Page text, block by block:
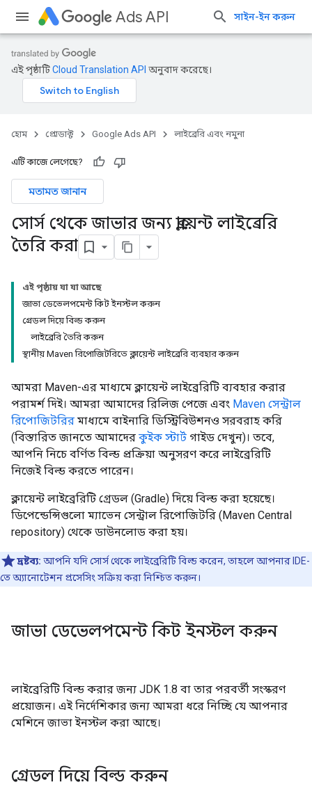
Ads API সাইন-ইন করুন
এই পৃষ্ঠাটিCloud Translation API অনুবাদ করেছে।
হোম প্রোডাক্ট Google Ads API লাইব্রেরি এবং নমুনা
এটি কাজে লেগেছে?
মতামত জানান
সোর্স থেকে জাভার জন্য ক্লায়েন্ট লাইব্রেরি
তৈরি করা
এই পৃষ্ঠায় যা যা আছে
জাভা ডেভেলপমেন্ট কিট ইনস্টল করুন
গ্রেডল দিয়ে বিল্ড করুন
লাইব্রেরি তৈরি করুন
স্থানীয় Maven রিপোজিটরিতে ক্লায়েন্ট লাইব্রেরি ব্যবহার করুন
আমরা Maven-এর মাধ্যমে ক্লায়েন্ট লাইব্রেরিটি ব্যবহার করার
পরামর্শ দিই। আমরা আমাদের রিলিজ পেজে এবং Maven সেন্ট্রাল
রিপোজিটরির মাধ্যমে বাইনারি ডিস্ট্রিবিউশনও সরবরাহ করি
(বিস্তারিত জানতে আমাদের কুইক স্টার্ট গাইড দেখুন)। তবে,
আপনি নিচে বর্ণিত বিল্ড প্রক্রিয়া অনুসরণ করে লাইব্রেরিটি
নিজেই বিল্ড করতে পারেন।
ক্লায়েন্ট লাইব্রেরিটি গ্রেডল (Gradle) দিয়ে বিল্ড করা হয়েছে।
ডিপেন্ডেন্সিগুলো ম্যাভেন সেন্ট্রাল রিপোজিটরি (Maven Central
repository) থেকে ডাউনলোড করা হয়।
দ্রষ্টব্য: আপনি যদি সোর্স থেকে লাইব্রেরিটি বিল্ড করেন, তাহলে আপনার IDE-
তে অ্যানোটেশন প্রসেসিং সক্রিয় করা নিশ্চিত করুন।
জাভা ডেভেলপমেন্ট কিট ইনস্টল করুন
লাইব্রেরিটি বিল্ড করার জন্য JDK 1.8 বা তার পরবর্তী সংস্করণ
প্রয়োজন। এই নির্দেশিকার জন্য আমরা ধরে নিচ্ছি যে আপনার
মেশিনে জাভা ইনস্টল করা আছে।
গ্রেডল দিয়ে বিল্ড করুন